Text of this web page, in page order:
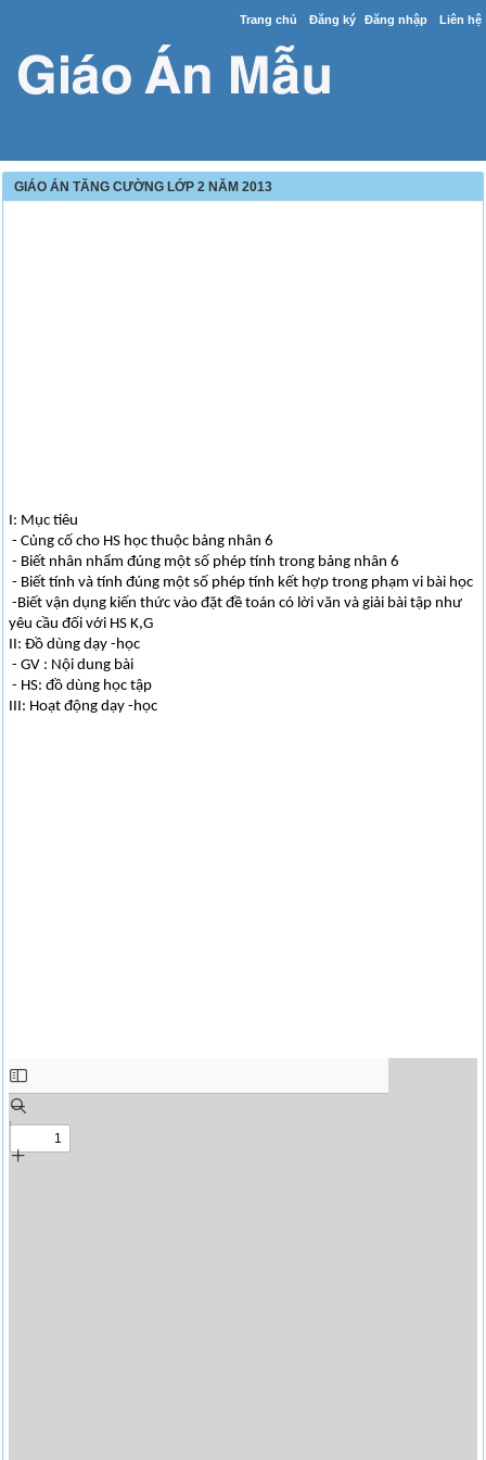
Trang chủ Đăng ký Đăng nhập Liên hệ
GIÁO ÁN TĂNG CƯỜNG LỚP 2 NĂM 2013
I: Mục tiêu
- Củng cố cho HS học thuộc bảng nhân 6
- Biết nhân nhẩm đúng một số phép tính trong bảng nhân 6
- Biết tính và tính đúng một số phép tính kết hợp trong phạm vi bài học
-Biết vận dụng kiến thức vào đặt đề toán có lời văn và giải bài tập như
yêu cầu đối với HS K,G
II: Đồ dùng dạy -học
- GV : Nội dung bài
- HS: đồ dùng học tập
III: Hoạt động dạy -học